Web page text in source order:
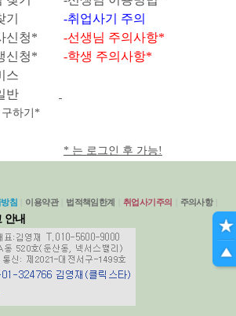
-취업사기 주의
신청*
-선생님 주의사항*
신청*
-학생 주의사항*
스
반
하기*
* 는 로그인 후 가능!
침 이용약관 법적책임한계 취업사기주의 주의사항
안내